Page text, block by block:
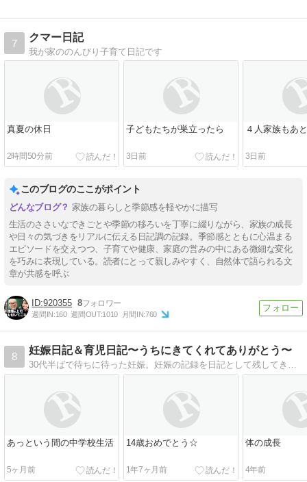
7
クマー日記
我が家ののんびり子育て日記です
真夏の休日
2時間50分前
子どもたちが巣立ったら
3日前
４人家族もあ
3日前
このブログのここがポイント
家族の暮らしと季節感を軽やかに描写
生活のささいなできごとや季節の移ろいを丁寧に綴りながら、家族の成長
や日々の気づきをリアルに伝える日記調の記録。季節感とともに心温まる
エピソードを交えつつ、子育てや健康、家庭の営みの中にある微細な変化
を巧みに表現している。読者にとって親しみやすく、自然体で語られる文
章が共感を呼ぶ
920355 8
週間IN:160 週間OUT:1010 月間IN:760
8
妊娠日記＆育児日記〜うちにきてくれてありがとう〜
30代半ばで待ちに待った妊娠。妊娠の記録を日記として残してきました。産後の育児日記として続けます。現在年子姉妹の育児に奮闘中です。
あっという間の中学校生活
5ヶ月前
14歳おめでとう☆
1年7ヶ月前
体の成長
4年前